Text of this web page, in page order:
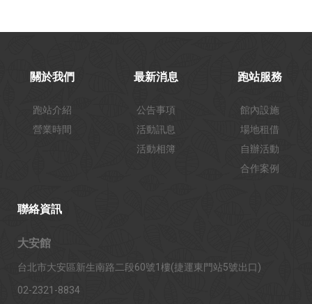
關於我們
跑站介紹
營業時間
最新消息
公告事項
活動訊息
活動相簿
跑站服務
館內設施
場地租借
自辦活動
合作案例
聯絡資訊
大安館
台北市大安區新生南路二段60號1樓(捷運東門站5號出口)
02-2321-8834